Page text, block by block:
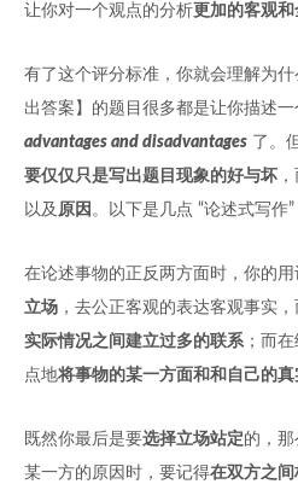
让你对一个观点的分析更加的客观和
有了这个评分标准，你就会理解为
出答案】的题目很多都是让你描述
advantages and disadvantages 了。
要仅仅只是写出题目现象的好与坏
以及 原因 。以下是几点 “论述式写作”
在论述事物的正反两方面时，你的用
立场 ，去公正客观的表达客观事实，
实际情况之间建立过多的联系 ；而
点地将事物的某一方面和和自己的
既然你最后是要选择立场站定的，
某一方的原因时，要记得在双方之